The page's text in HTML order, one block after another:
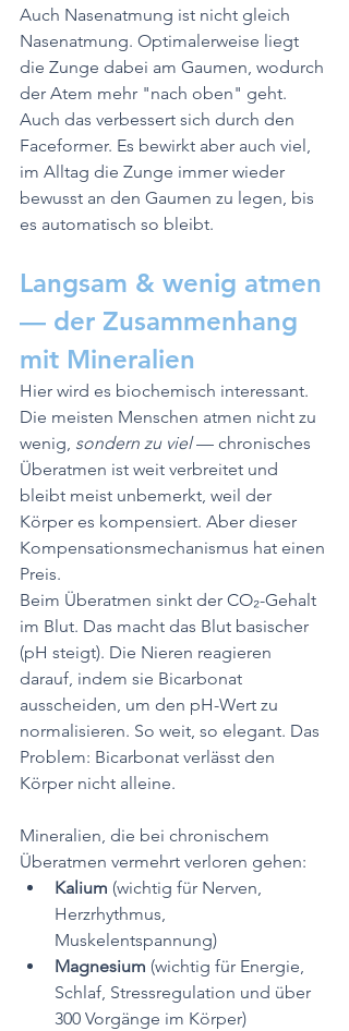
Auch Nasenatmung ist nicht gleich
Nasenatmung. Optimalerweise liegt
die Zunge dabei am Gaumen, wodurch
der Atem mehr "nach oben" geht.
Auch das verbessert sich durch den
Faceformer. Es bewirkt aber auch viel,
im Alltag die Zunge immer wieder
bewusst an den Gaumen zu legen, bis
es automatisch so bleibt.
Langsam & wenig atmen
— der Zusammenhang
mit Mineralien
Hier wird es biochemisch interessant.
Die meisten Menschen atmen nicht zu
wenig, sondern zu viel — chronisches
Überatmen ist weit verbreitet und
bleibt meist unbemerkt, weil der
Körper es kompensiert. Aber dieser
Kompensationsmechanismus hat einen
Preis.
Beim Überatmen sinkt der CO₂-Gehalt
im Blut. Das macht das Blut basischer
(pH steigt). Die Nieren reagieren
darauf, indem sie Bicarbonat
ausscheiden, um den pH-Wert zu
normalisieren. So weit, so elegant. Das
Problem: Bicarbonat verlässt den
Körper nicht alleine.
Mineralien, die bei chronischem
Überatmen vermehrt verloren gehen:
Kalium (wichtig für Nerven,
Herzrhythmus,
Muskelentspannung)
Magnesium (wichtig für Energie,
Schlaf, Stressregulation und über
300 Vorgänge im Körper)